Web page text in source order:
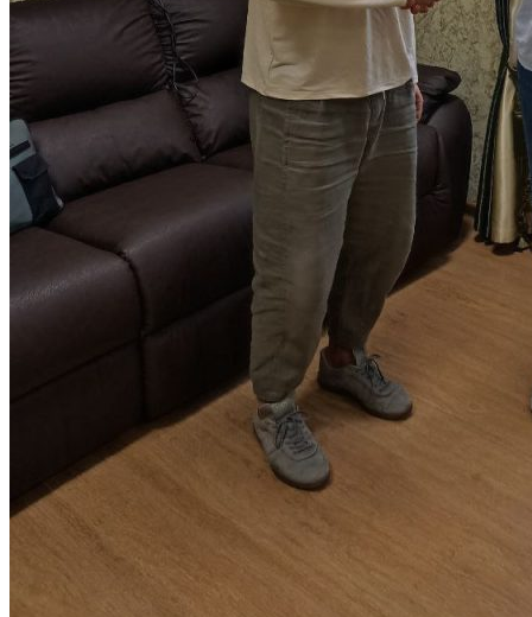
Сроки зачисления
Сроки подачи документов
Программы вступительных испытаний
Основные сведения о ЕГЭ
Перечень необходимых документов
План приема
Особые права и преимущества
Учет индивидуальных достижений
Поступление на базе среднего
профессионального образования
РЕЙТИНГОВЫЕ СПИСКИ. КОЛИЧЕСТВО
ПОДАННЫХ ЗАЯВЛЕНИЙ
ПРИКАЗЫ О ЗАЧИСЛЕНИИ
ПРОГРАММЫ СПО (КОЛЛЕДЖ)